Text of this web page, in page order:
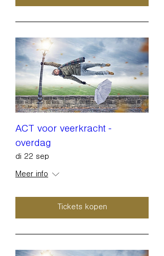
ACT voor veerkracht -
overdag
di 22 sep
Meer info
Tickets kopen